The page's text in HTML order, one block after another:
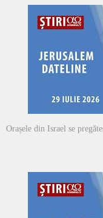
Orașele din Israel se